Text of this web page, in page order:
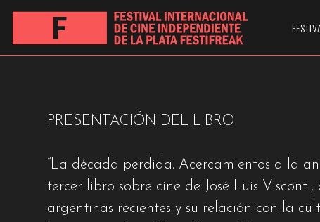
ANTIPOLÍTICA
PRESENTACIÓN DEL LIBRO
“La década perdida. Acercamientos a la
tercer libro sobre cine de José Luis
argentinas recientes y su relación con la